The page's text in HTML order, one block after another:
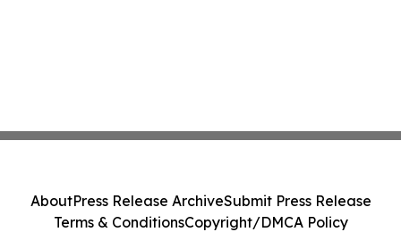
AboutPress Release ArchiveSubmit Press Release
Terms & ConditionsCopyright/DMCA Policy